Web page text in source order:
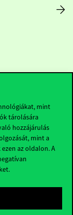
mint
tárolására
hozzájárulás
mint a
az oldalon. A